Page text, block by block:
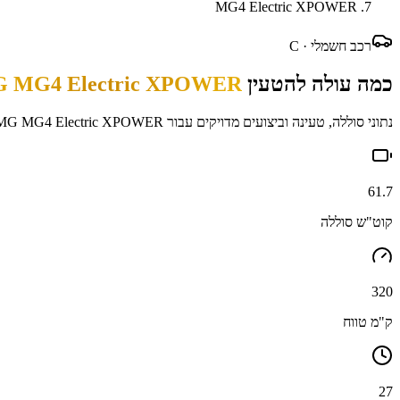
MG4 Electric XPOWER
רכב חשמלי · C
כמה עולה להטעין MG4 Electric XPOWER
נתוני סוללה, טעינה וביצועים מדויקים עבור MG4 Electric XPOWER
61.7
קוט"ש סוללה
320
ק"מ טווח
27